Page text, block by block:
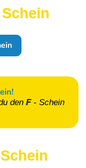
den F - Schein